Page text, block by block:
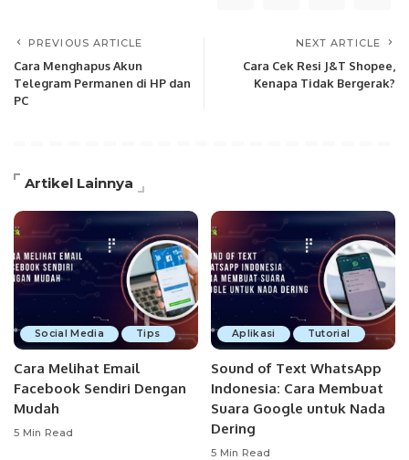
PREVIOUS ARTICLE
Cara Menghapus Akun
Telegram Permanen di HP dan
PC
NEXT ARTICLE
Cara Cek Resi J&T Shopee,
Kenapa Tidak Bergerak?
Artikel Lainnya
Social Media Tips
Cara Melihat Email
Facebook Sendiri Dengan
Mudah
5 Min Read
Aplikasi Tutorial
Sound of Text WhatsApp
Indonesia: Cara Membuat
Suara Google untuk Nada
Dering
5 Min Read